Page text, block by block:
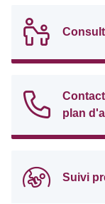
plan
Suivi